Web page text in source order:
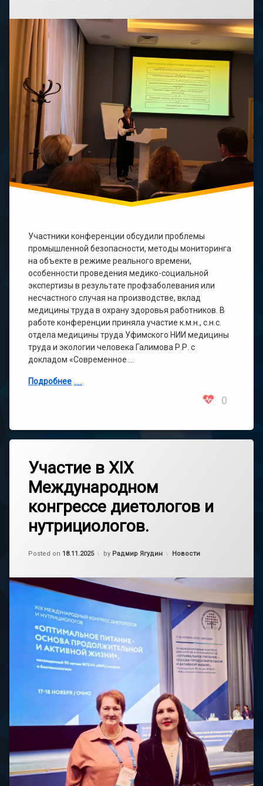
Участники конференции обсудили проблемы
промышленной безопасности, методы мониторинга
на объекте в режиме реального времени,
особенности проведения медико-социальной
экспертизы в результате профзаболевания или
несчастного случая на производстве, вклад
медицины труда в охрану здоровья работников. В
работе конференции приняла участие к.м.н., с.н.с.
отдела медицины труда Уфимского НИИ медицины
труда и экологии человека Галимова Р.Р. с
докладом «Современное …
Подробнее
0
Участие в XIХ
Международном
конгрессе диетологов и
нутрициологов.
Posted on 18.11.2025
Обновлено на 19.11.2025
by Радмир Ягудин Категории:
Новости